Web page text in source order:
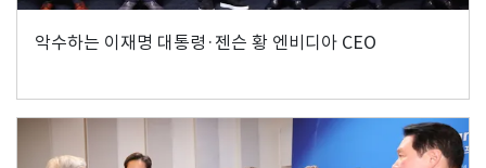
악수하는 이재명 대통령·젠슨 황 엔비디아 CEO